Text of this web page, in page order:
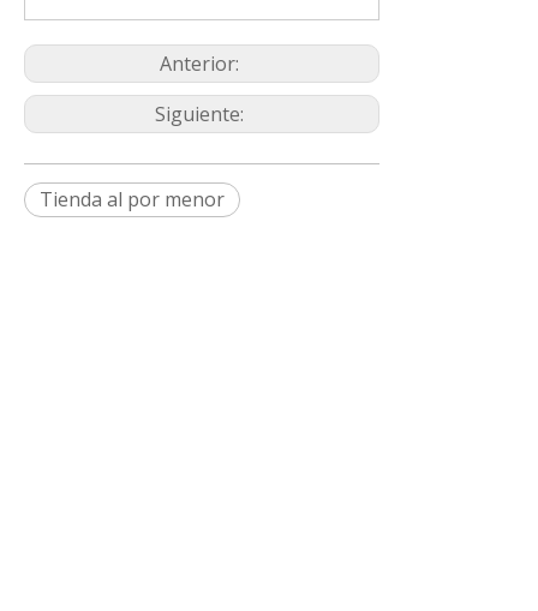
Anterior:
Siguiente:
Tienda al por menor